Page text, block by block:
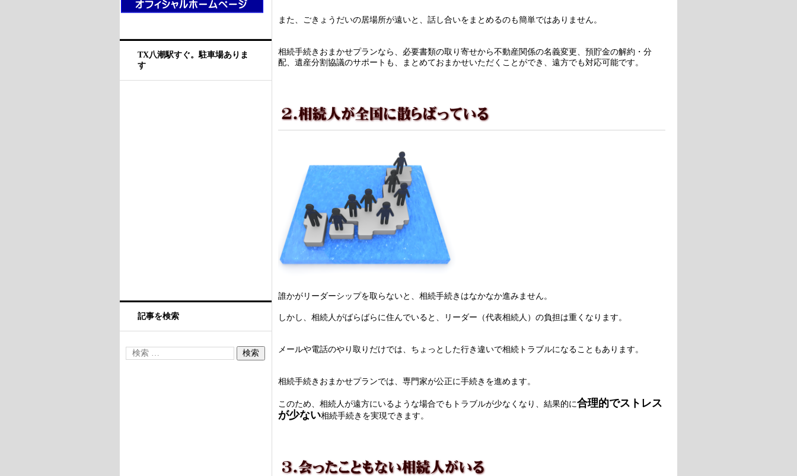
また、ごきょうだいの居場所が遠いと、話し合いをまとめるのも簡単ではありません。
相続手続きおまかせプランなら、必要書類の取り寄せから不動産関係の名義変更、預貯金の解約・分
配、遺産分割協議のサポートも、まとめておまかせいただくことができ、遠方でも対応可能です。
誰かがリーダーシップを取らないと、相続手続きはなかなか進みません。
しかし、相続人がばらばらに住んでいると、リーダー（代表相続人）の負担は重くなります。
メールや電話のやり取りだけでは、ちょっとした行き違いで相続トラブルになることもあります。
相続手続きおまかせプランでは、専門家が公正に手続きを進めます。
このため、相続人が遠方にいるような場合でもトラブルが少なくなり、結果的に合理的でストレス
が少ない相続手続きを実現できます。
TX八潮駅すぐ。駐車場ありま
す
記事を検索